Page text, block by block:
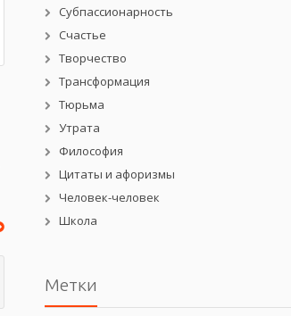
Субпассионарность
Счастье
Творчество
Трансформация
Тюрьма
Утрата
Философия
Цитаты и афоризмы
Человек-человек
Школа
Метки